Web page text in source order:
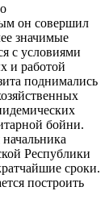
он совершил
значимые
с условиями
и работой
поднимались
бойни.
Республики
сроки.
построить